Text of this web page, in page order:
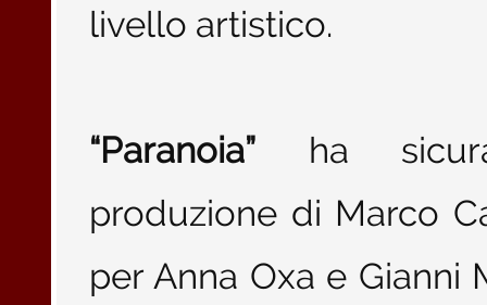
livello artistico.
“Paranoia” ha
produzione di Marco
per Anna Oxa e Gianni